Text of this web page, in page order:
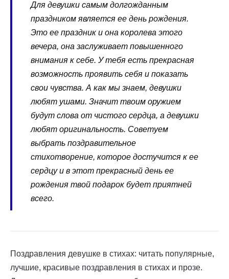
Для девушки самым долгожданным
праздником является ее день рождения.
Это ее праздник и она королева этого
вечера, она заслуживает повышенного
внимания к себе. У тебя есть прекрасная
возможность проявить себя и показать
свои чувства. А как мы знаем, девушки
любят ушами. Значит твоим оружием
будут слова от чистого сердца, а девушки
любят оригинальность. Советуем
выбрать поздравительное
стихотворение, которое достучится к ее
сердцу и в этот прекрасный день ее
рождения твой подарок будет приятней
всего.
Поздравления девушке в стихах: читать популярные,
лучшие, красивые поздравления в стихах и прозе.